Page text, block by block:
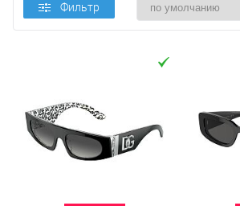
Цена
Назначение / Пол
Отметки
Фильтр